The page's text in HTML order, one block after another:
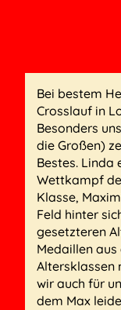
Bei bestem
Crosslauf in
Besonders
die Großen)
Bestes. Linda
Wettkampf
Klasse,
Feld hinter
gesetzteren
Medaillen
Altersklassen
wir auch für
dem Max